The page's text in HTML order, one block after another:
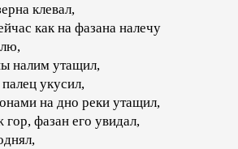
клевал,
как на фазана налечу
налим утащил,
укусил,
на дно реки утащил,
фазан его увидал,